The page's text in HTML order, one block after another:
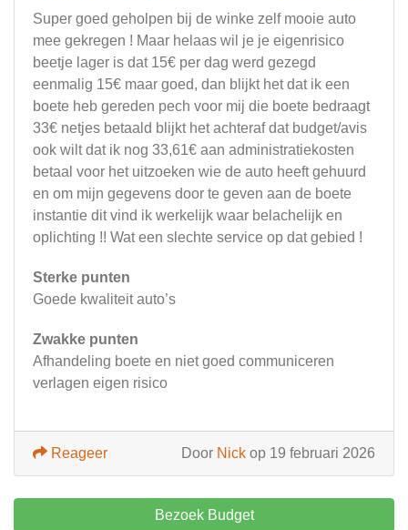
Super goed geholpen bij de winke zelf mooie auto
mee gekregen ! Maar helaas wil je je eigenrisico
beetje lager is dat 15€ per dag werd gezegd
eenmalig 15€ maar goed, dan blijkt het dat ik een
boete heb gereden pech voor mij die boete bedraagt
33€ netjes betaald blijkt het achteraf dat budget/avis
ook wilt dat ik nog 33,61€ aan administratiekosten
betaal voor het uitzoeken wie de auto heeft gehuurd
en om mijn gegevens door te geven aan de boete
instantie dit vind ik werkelijk waar belachelijk en
oplichting !! Wat een slechte service op dat gebied !
Sterke punten
Goede kwaliteit auto’s
Zwakke punten
Afhandeling boete en niet goed communiceren
verlagen eigen risico
Door Nick op 19 februari 2026
Reageer
Bezoek Budget